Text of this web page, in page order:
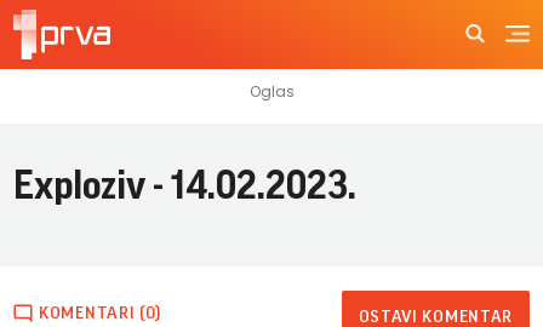
Exploziv - 14.02.2023.
KOMENTARI (0) OSTAVI KOMENTAR